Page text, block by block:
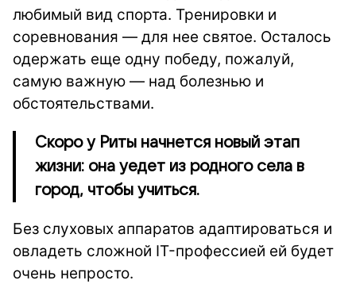
любимый вид спорта. Тренировки и
соревнования — для нее святое. Осталось
одержать еще одну победу, пожалуй,
самую важную — над болезнью и
обстоятельствами.
Скоро у Риты начнется новый этап
жизни: она уедет из родного села в
город, чтобы учиться.
Без слуховых аппаратов адаптироваться и
овладеть сложной IT-профессией ей будет
очень непросто.